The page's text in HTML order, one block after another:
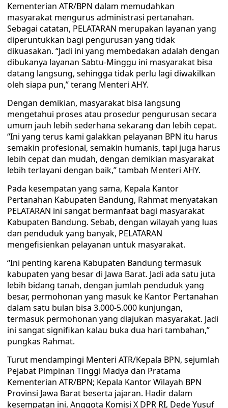
Kementerian ATR/BPN dalam memudahkan
masyarakat mengurus administrasi pertanahan.
Sebagai catatan, PELATARAN merupakan layanan yang
diperuntukkan bagi pengurusan yang tidak
dikuasakan. “Jadi ini yang membedakan adalah dengan
dibukanya layanan Sabtu-Minggu ini masyarakat bisa
datang langsung, sehingga tidak perlu lagi diwakilkan
oleh siapa pun,” terang Menteri AHY.
Dengan demikian, masyarakat bisa langsung
mengetahui proses atau prosedur pengurusan secara
umum jauh lebih sederhana sekarang dan lebih cepat.
“Ini yang terus kami galakkan pelayanan BPN itu harus
semakin profesional, semakin humanis, tapi juga harus
lebih cepat dan mudah, dengan demikian masyarakat
lebih terlayani dengan baik,” tambah Menteri AHY.
Pada kesempatan yang sama, Kepala Kantor
Pertanahan Kabupaten Bandung, Rahmat menyatakan
PELATARAN ini sangat bermanfaat bagi masyarakat
Kabupaten Bandung. Sebab, dengan wilayah yang luas
dan penduduk yang banyak, PELATARAN
mengefisienkan pelayanan untuk masyarakat.
“Ini penting karena Kabupaten Bandung termasuk
kabupaten yang besar di Jawa Barat. Jadi ada satu juta
lebih bidang tanah, dengan jumlah penduduk yang
besar, permohonan yang masuk ke Kantor Pertanahan
dalam satu bulan bisa 3.000-5.000 kunjungan,
termasuk permohonan yang diajukan masyarakat. Jadi
ini sangat signifikan kalau buka dua hari tambahan,”
pungkas Rahmat.
Turut mendampingi Menteri ATR/Kepala BPN, sejumlah
Pejabat Pimpinan Tinggi Madya dan Pratama
Kementerian ATR/BPN; Kepala Kantor Wilayah BPN
Provinsi Jawa Barat beserta jajaran. Hadir dalam
kesempatan ini, Anggota Komisi X DPR RI, Dede Yusuf